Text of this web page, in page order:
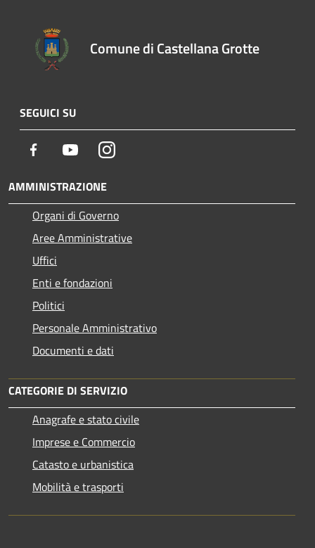
Comune di Castellana Grotte
SEGUICI SU
Facebook YoutubeInstagram
AMMINISTRAZIONE
Organi di Governo
Aree Amministrative
Uffici
Enti e fondazioni
Politici
Personale Amministrativo
Documenti e dati
CATEGORIE DI SERVIZIO
Anagrafe e stato civile
Imprese e Commercio
Catasto e urbanistica
Mobilità e trasporti